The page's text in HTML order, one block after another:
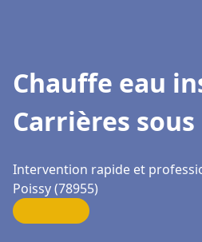
Chauffe eau
Carrières sous
Intervention rapide et
Poissy (78955)